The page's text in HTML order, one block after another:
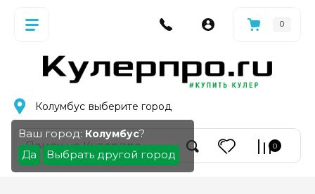
0
Колумбус выберите город
Ваш город: Колумбус?
Да
Выбрать другой город
0